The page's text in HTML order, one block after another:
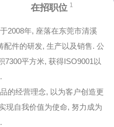
在招职位 1
2008年, 座落在东莞市清溪
件的研发, 生产以及销售. 公
7300平方米, 获得ISO9001以
的经营理念, 以为客户创造更
现自我价值为使命, 努力成为